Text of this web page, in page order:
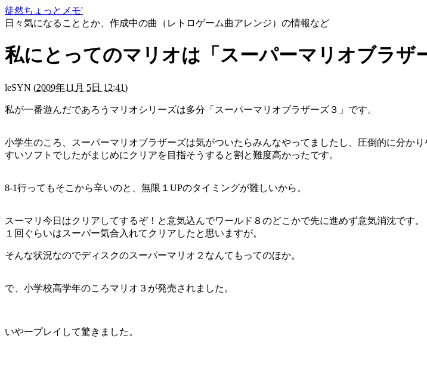
徒然ちょっとメモ'
日々気になることとか、作成中の曲（レトロゲーム曲アレンジ）の情報など
私にとってのマリオは「スーパーマリオブラザ
leSYN (2009年11月 5日 12:41)
私が一番遊んだであろうマリオシリーズは多分「スーパーマリオブラザーズ３」です。
小学生のころ、スーパーマリオブラザーズは気がついたらみんなやってましたし、圧倒的に分か
すいソフトでしたがまじめにクリアを目指そうすると割と難度高かったです。
8-1行ってもそこから辛いのと、無限１UPのタイミングが難しいから。
スーマリ今日はクリアしてするぞ！と意気込んでワールド８のどこかで先に進めず意気消沈です。
１回ぐらいはスーパー気合入れてクリアしたと思いますが。
そんな状況なのでディスクのスーパーマリオ２なんてもってのほか。
で、小学校高学年のころマリオ３が発売されました。
いやープレイして驚きました。